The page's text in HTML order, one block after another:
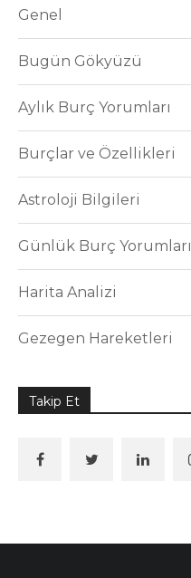
Genel
Bugün Gökyüzü
Aylık Burç Yorumları
Burçlar ve Özellikleri
Astroloji Bilgileri
Günlük Burç Yorumları
Harita Analizi
Gezegen Hareketleri
Takip Et